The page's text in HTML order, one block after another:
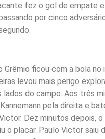
fez o gol de empate
por cinco
Grêmio ficou com a bola no
levou mais perigo
do campo. Aos três
pela direita e
Dez minutos depois, o
o placar. Paulo Victor saiu